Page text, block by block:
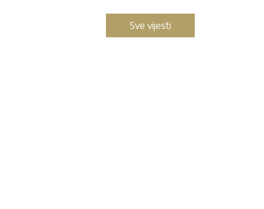
Sve vijesti